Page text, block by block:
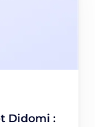
Didomi :